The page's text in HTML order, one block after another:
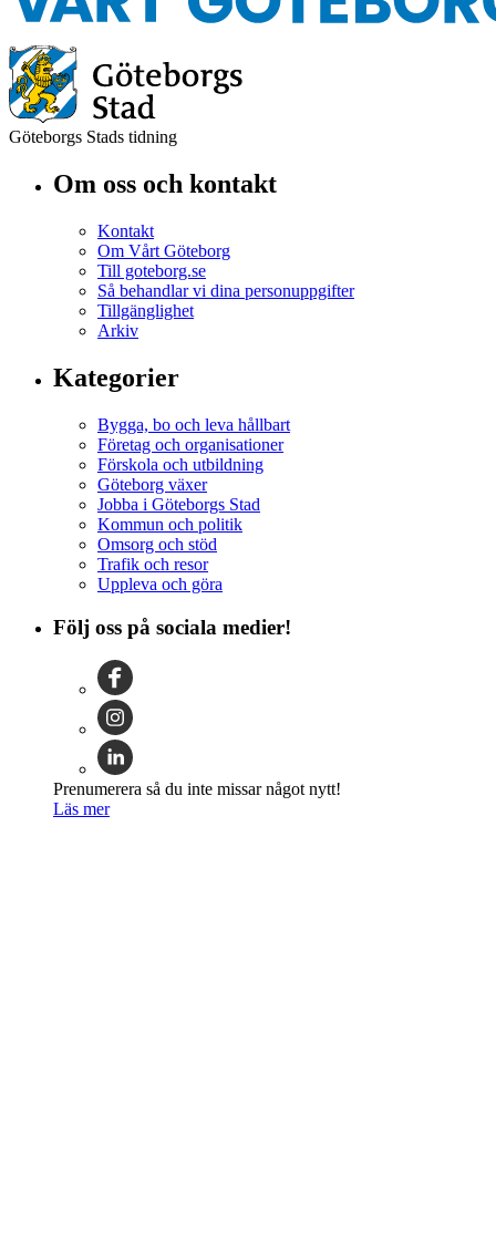
Göteborgs Stads tidning
Om oss och kontakt
Kontakt
Om Vårt Göteborg
Till goteborg.se
Så behandlar vi dina personuppgifter
Tillgänglighet
Arkiv
Kategorier
Bygga, bo och leva hållbart
Företag och organisationer
Förskola och utbildning
Göteborg växer
Jobba i Göteborgs Stad
Kommun och politik
Omsorg och stöd
Trafik och resor
Uppleva och göra
Följ oss på sociala medier!
Prenumerera så du inte missar något nytt!
Läs mer